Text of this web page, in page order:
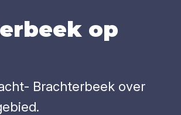
op
Brachterbeek over